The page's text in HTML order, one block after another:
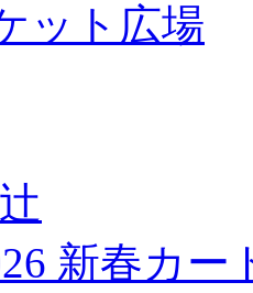
ット広場
新春カ